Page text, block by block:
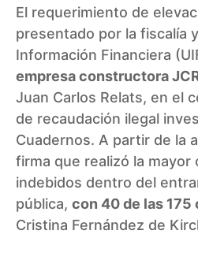
El requerimiento de
presentado por la fiscalía
Información Financiera
empresa constructora
Juan Carlos Relats, en el
de recaudación ilegal
Cuadernos. A partir de la
firma que realizó la mayor
indebidos dentro del
pública, con 40 de las
Cristina Fernández de